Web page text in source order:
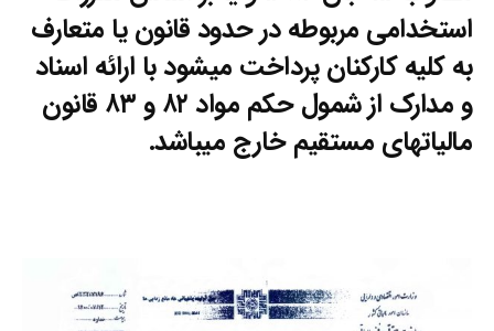
استخدامی مربوطه در حدود قانون یا متعارف
به کلیه کارکنان پرداخت میشود با ارائه اسناد
و مدارک از شمول حکم مواد ۸۲ و ۸۳ قانون
مالیاتهای مستقیم خارج میباشد.